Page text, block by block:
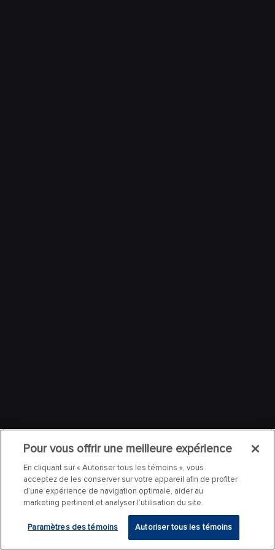
Pour vous offrir une meilleure expérience
En cliquant sur « Autoriser tous les témoins », vous
acceptez de les conserver sur votre appareil afin de profiter
d’une expérience de navigation optimale, aider au
marketing pertinent et analyser l’utilisation du site.
Paramètres des témoins Autoriser tous les témoins